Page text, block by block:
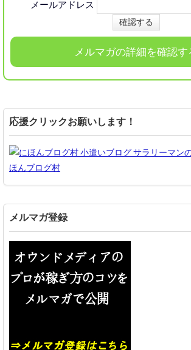
メールアドレス
メルマガの詳細を確認す
応援クリックお願いします！
ほんブログ村
メルマガ登録